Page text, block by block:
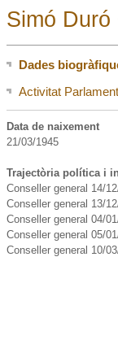
Simó Duró
Dades
Activitat
Data de naixement
21/03/1945
Trajectòria política i
Conseller general 14/
Conseller general 13/
Conseller general 04/
Conseller general 05/
Conseller general 10/